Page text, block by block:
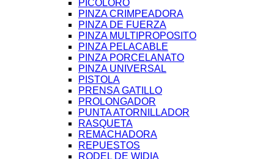
PICOLORO
PINZA CRIMPEADORA
PINZA DE FUERZA
PINZA MULTIPROPOSITO
PINZA PELACABLE
PINZA PORCELANATO
PINZA UNIVERSAL
PISTOLA
PRENSA GATILLO
PROLONGADOR
PUNTA ATORNILLADOR
RASQUETA
REMACHADORA
REPUESTOS
RODEL DE WIDIA